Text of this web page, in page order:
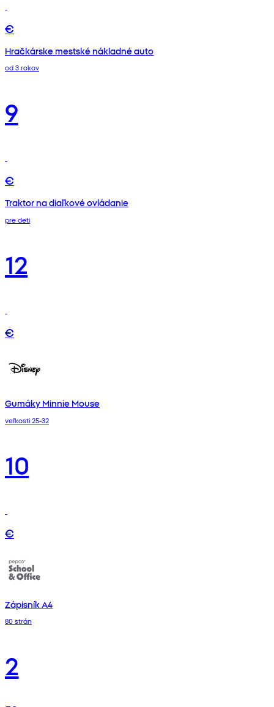
€
Hračkárske mestské nákladné auto
od 3 rokov
9
€
Traktor na diaľkové ovládanie
pre deti
12
€
Gumáky Minnie Mouse
veľkosti 25-32
10
€
Zápisník A4
80 strán
2